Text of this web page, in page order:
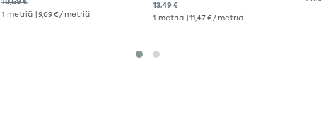
10,69 €
1 metriä | 9,09 € / metriä
13,49 €
1 metriä | 11,47 € / metriä